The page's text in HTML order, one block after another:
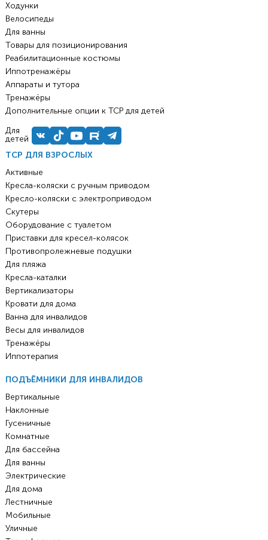
ТСР ДЛЯ ВЗРОСЛЫХ
Активные
Кресла-коляски с ручным приводом
Кресло-коляски с электроприводом
Скутеры
Оборудование с туалетом
Приставки для кресел-колясок
Противопролежневые подушки
Для пляжа
Кресла-каталки
Вертикализаторы
Кровати для дома
Ванна для инвалидов
Весы для инвалидов
Тренажёры
Иппотерапия
ПОДЪЁМНИКИ ДЛЯ ИНВАЛИДОВ
Вертикальные
Наклонные
Гусеничные
Комнатные
Для бассейна
Для ванны
Электрические
Для дома
Лестничные
Мобильные
Уличные
Ходунки
Велосипеды
Для ванны
Товары для позиционирования
Реабилитационные костюмы
Иппотренажёры
Аппараты и тутора
Тренажёры
Дополнительные опции к ТСР для детей
Для
детей